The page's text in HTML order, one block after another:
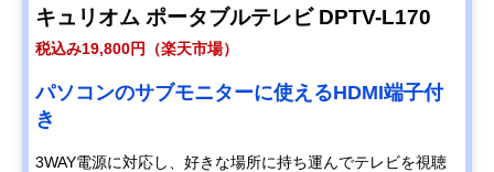
キュリオム ポータブルテレビ DPTV-L170
税込み19,800円（楽天市場）
パソコンのサブモニターに使えるHDMI端子付
き
3WAY電源に対応し、好きな場所に持ち運んでテレビを視聴